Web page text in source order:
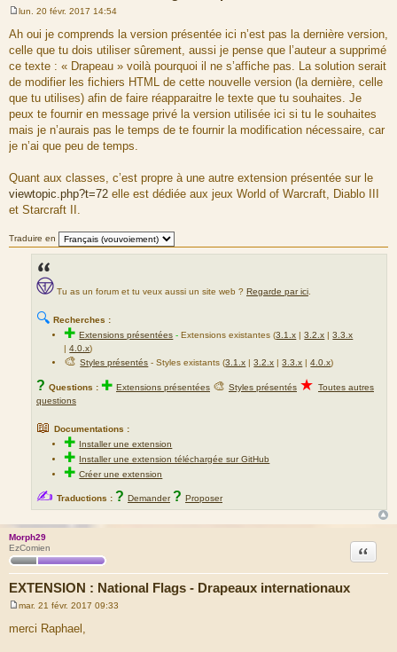
s
s
g
e
lun. 20 févr. 2017 14:54
Ah oui je comprends la version présentée ici n’est pas la dernière version,
celle que tu dois utiliser sûrement, aussi je pense que l’auteur a supprimé
ce texte : « Drapeau » voilà pourquoi il ne s’affiche pas. La solution serait
de modifier les fichiers HTML de cette nouvelle version (la dernière, celle
que tu utilises) afin de faire réapparaitre le texte que tu souhaites. Je
peux te fournir en message privé la version utilisée ici si tu le souhaites
mais je n’aurais pas le temps de te fournir la modification nécessaire, car
je n’ai que peu de temps.
Quant aux classes, c’est propre à une autre extension présentée sur le
viewtopic.php?t=72 elle est dédiée aux jeux World of Warcraft, Diablo III
et Starcraft II.
Traduire en
Tu as un forum et tu veux aussi un site web ? Regarde par ici
🔍 Recherches :
✚Extensions présentées -Extensions existantes (3.1.x |3.2.x |3.3.x
|4.0.x)
🎨Styles présentés - Styles existants (3.1.x |3.2.x |3.3.x |4.0.x)
? Questions : ✚ Extensions présentées 🎨 Styles présentés ★ Toutes autres
questions
📖 Documentations :
✚ Installer une extension
✚ Installer une extension téléchargée sur GitHub
✚Créer une extension
✍ Traductions : ? Demander ? Proposer
Morph29
EzComien
EXTENSION : National Flags - Drapeaux internationaux
Citation
s
mar. 21 févr. 2017 09:33
merci Raphael,